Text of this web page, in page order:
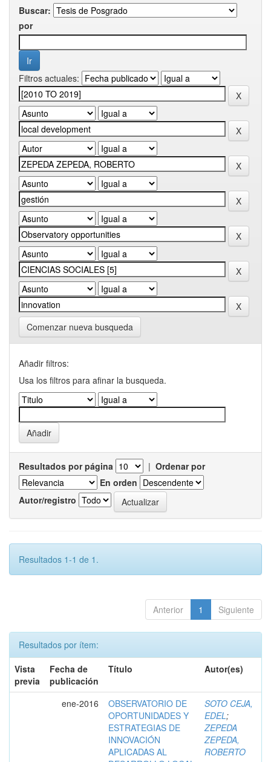
Buscar:
por
Filtros actuales:
Comenzar nueva busqueda
Añadir filtros:
Usa los filtros para afinar la busqueda.
Resultados por página | Ordenar por
En orden
Autor/registro
Resultados 1-1 de 1.
Anterior 1 Siguiente
Resultados por ítem:
Vista
previa
Fecha de
publicación
Título Autor(es)
ene-2016
OBSERVATORIO DE
OPORTUNIDADES Y
ESTRATEGIAS DE
INNOVACIÓN
APLICADAS AL
SOTO CEJA,
EDEL;
ZEPEDA
ZEPEDA,
ROBERTO